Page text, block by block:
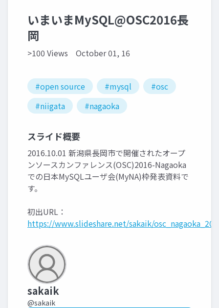
いまいまMySQL@OSC2016長
岡
>100 Views October 01, 16
#open source #mysql
#osc
#niigata
#nagaoka
スライド概要
2016.10.01 新潟県長岡市で開催されたオープ
ンソースカンファレンス(OSC)2016-Nagaoka
での日本MySQLユーザ会(MyNA)枠発表資料で
す。
初出URL：
https://www.slideshare.net/sakaik/
sakaik
@sakaik